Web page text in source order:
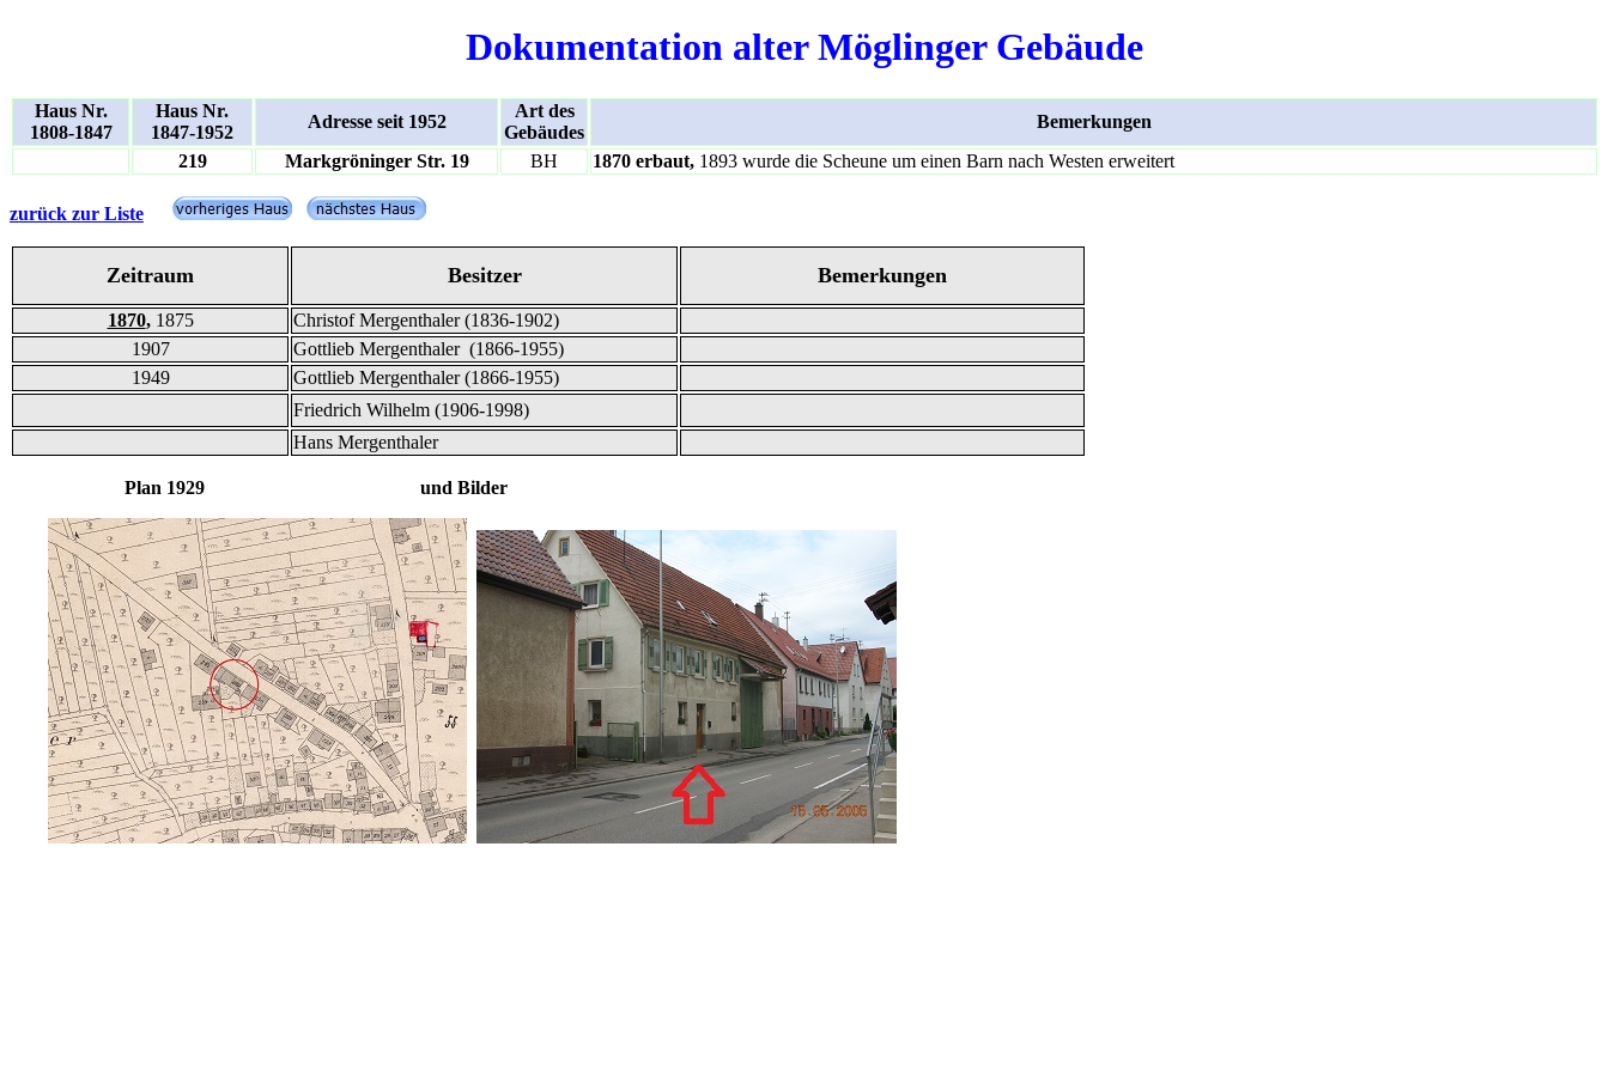
Dokumentation alter Möglinger Gebäude
Haus Nr.
1808-1847
Haus Nr.
1847-1952
Adresse seit 1952
Art des
Gebäudes
Bemerkungen
219
Markgröninger Str. 19 BH 1870 erbaut, 1893 wurde die Scheune um einen Barn nach Westen erweitert
zurück zur Liste
Zeitraum Besitzer Bemerkungen
1870, 1875
Christof Mergenthaler (1836-1902)
1907
Gottlieb Mergenthaler (1866-1955)
1949
Gottlieb Mergenthaler (1866-1955)
Friedrich Wilhelm (1906-1998)
Hans Mergenthaler
Plan 1929 und Bilder